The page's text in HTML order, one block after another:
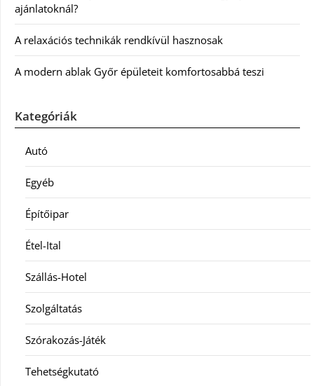
ajánlatoknál?
A relaxációs technikák rendkívül hasznosak
A modern ablak Győr épületeit komfortosabbá teszi
Kategóriák
Autó
Egyéb
Építőipar
Étel-Ital
Szállás-Hotel
Szolgáltatás
Szórakozás-Játék
Tehetségkutató